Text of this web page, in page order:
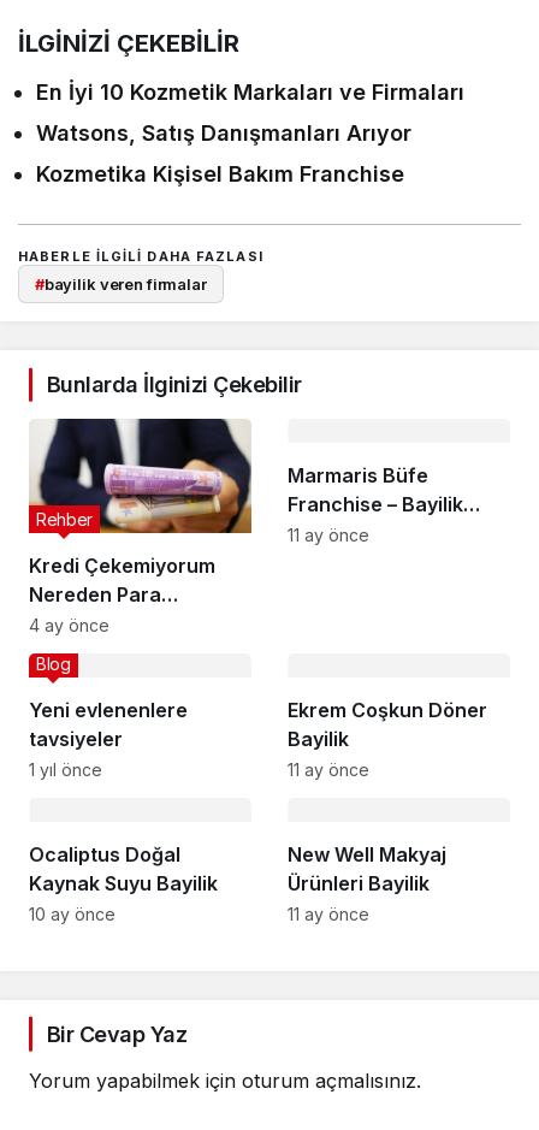
İLGİNİZİ ÇEKEBİLİR
En İyi 10 Kozmetik Markaları ve Firmaları
Watsons, Satış Danışmanları Arıyor
Kozmetika Kişisel Bakım Franchise
HABERLE ILGILI DAHA FAZLASI
#bayilik veren firmalar
Bunlarda İlginizi Çekebilir
Kredi Çekemiyorum
Nereden Para
Bulabilirim
Rehber
4 ay önce
Marmaris Büfe
Franchise – Bayilik
Veriyor
11 ay önce
Yeni evlenenlere
tavsiyeler
Blog
1 yıl önce
Ekrem Coşkun Döner
Bayilik
11 ay önce
Ocaliptus Doğal
Kaynak Suyu Bayilik
10 ay önce
New Well Makyaj
Ürünleri Bayilik
11 ay önce
Bir Cevap Yaz
Yorum yapabilmek için oturum açmalısınız.